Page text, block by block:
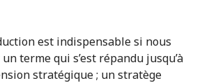
est indispensable si nous
terme qui s’est répandu jusqu’à
stratégique ; un stratège